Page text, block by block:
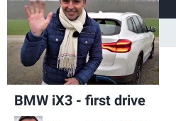
BMW iX3 - first drive